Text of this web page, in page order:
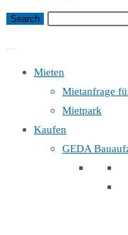
Mieten
Mietanfrage
Mietpark
Kaufen
GEDA